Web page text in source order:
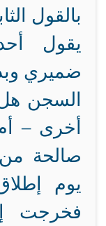
بالقول
يقول
ضميري
السجن
أخرى –
صالحة
يوم
فخرجت